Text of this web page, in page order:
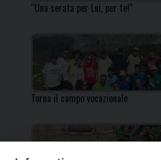
“Una serata per Lui, per te!”
Torna il campo vocazionale